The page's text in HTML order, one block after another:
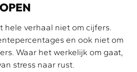
hele verhaal niet om cijfers.
en ook niet om
Waar het werkelijk om gaat,
stress naar rust.